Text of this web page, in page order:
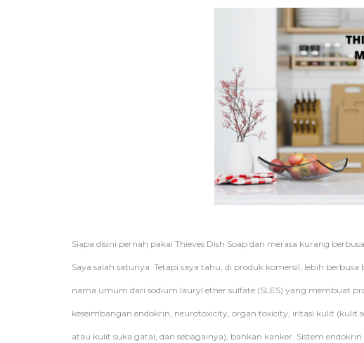
Siapa disini pernah pakai Thieves Dish Soap dan merasa kurang
Saya salah satunya. Tetapi saya tahu, di produk komersil, lebih
nama umum dari sodium lauryl ether sulfate (SLES) yang membuat
keseimbangan endokrin, neurotoxicity, organ toxicity, iritasi kulit (kulit
atau kulit suka gatal, dan sebagainya), bahkan kanker. Sistem